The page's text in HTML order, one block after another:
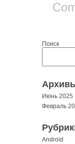
Поиск
Июнь 2025
Февраль
Android